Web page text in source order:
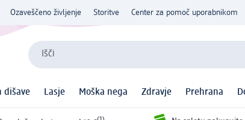
Ozaveščeno življenje Storitve Center za pomoč uporabnikom
Išči
dišave Lasje Moška nega Zdravje Prehrana